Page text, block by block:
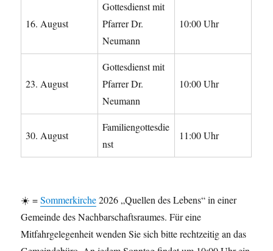
16. August
Gottesdienst mit
Pfarrer Dr.
Neumann
10:00 Uhr
23. August
Gottesdienst mit
Pfarrer Dr.
Neumann
10:00 Uhr
30. August
Familiengottesdie
nst
11:00 Uhr
☀️ =Sommerkirche2026 „Quellen des Lebens“ in einer
Gemeinde des Nachbarschaftsraumes. Für eine
Mitfahrgelegenheit wenden Sie sich bitte rechtzeitig an das